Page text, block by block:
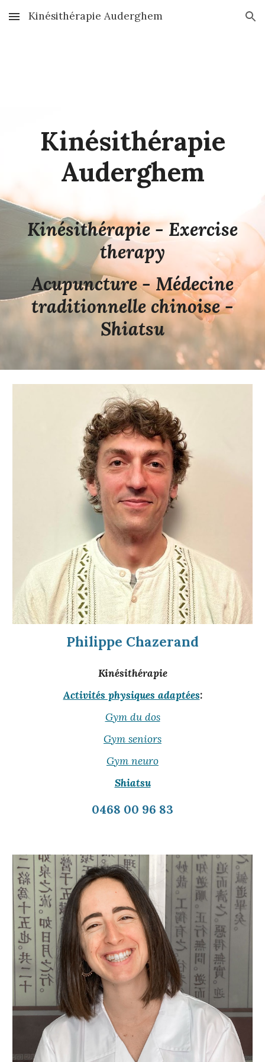
Skip to main content Skip to navigation
Kinésithérapie Auderghem
Kinésithérapie
Auderghem
Kinésithérapie - Exercise
therapy
Acupuncture - Médecine
traditionnelle chinoise -
Shiatsu
Philippe Chazerand
Kinésithérapie
Activités physiques adaptées:
Gym du dos
Gym seniors
Gym neuro
Shiatsu
0468 00 96 83